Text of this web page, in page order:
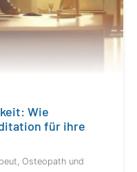
Wie
für ihre
Osteopath und